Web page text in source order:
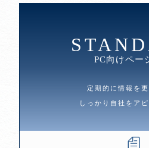
PC向けペー
定期的に情報を
しっかり自社をア